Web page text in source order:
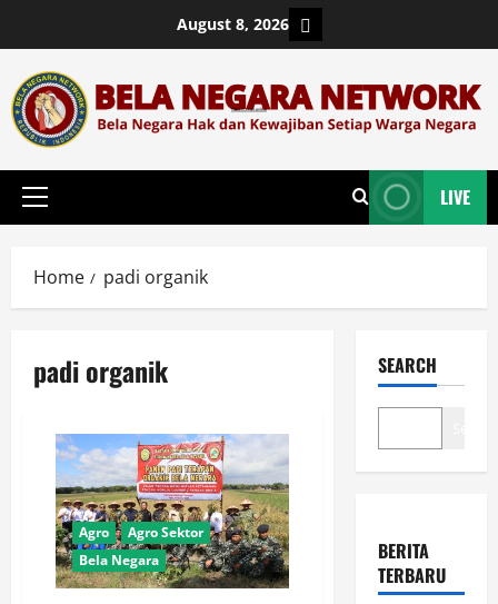
content
August 8, 2026 Login
Primary
LIVE
Home padi organik
padi organik
Agro
Agro Sektor
Bela Negara
SEARCH
BERITA
TERBARU